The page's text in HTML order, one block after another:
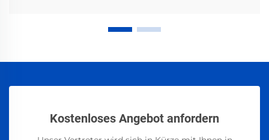
Kostenloses Angebot anfordern